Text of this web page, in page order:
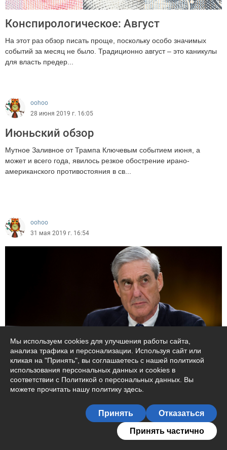
Ростислав Ищенко Белгород и цели СВО...
Конспирологическое: Август
На этот раз обзор писать проще, поскольку особо значимых
событий за месяц не было. Традиционно август – это каникулы
для власть предер...
oohoo
28 июня 2019 г. 16:05
Июньский обзор
Мутное Заливное от Трампа Ключевым событием июня, а
может и всего года, явилось резкое обострение ирано-
американского противостояния в св...
oohoo
31 мая 2019 г. 16:54
Майский обзор
Околпаченные Мюллером Ключевым событием мая (дающим
ключ к понимаю прочих) стал драматический разворот от
2006
Мы используем cookies для улучшения работы сайта,
анализа трафика и персонализации. Используя сайт или
кликая на "Принять", вы соглашаетесь с нашей политикой
использования персональных данных и cookies в
соответствии с Политикой о персональных данных. Вы
можете прочитать нашу политику здесь
Принять Отказаться
Принять частично